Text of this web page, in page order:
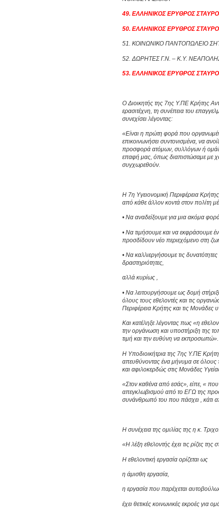
49. ΕΛΛΗΝΙΚΟΣ ΕΡΥΘΡΟΣ
50. ΕΛΛΗΝΙΚΟΣ ΕΡΥΘΡΟΣ
51. ΚΟΙΝΩΝΙΚΟ ΠΑΝΤΟΠΩΛΕΙΟ
52. ΔΩΡΗΤΕΣ Γ.Ν. – Κ.Υ.
53. ΕΛΛΗΝΙΚΟΣ ΕΡΥΘΡΟΣ
Ο Διοικητής της 7ης Υ.ΠΕ Κρήτης
ερασιτέχνη, τη συνέπεια του
συνεχίσει λέγοντας:
«Είναι η πρώτη φορά που
επικοινωνήσει συντονισμένα, να
προσφορά ατόμων, συλλόγων ή
επαφή μας, όπως διαπιστώσαμε με
συγχωρεθούν.
Η 7η Υγειονομική Περιφέρεια
από κάθε άλλον κοντά στον πολίτη
• Να αναδείξουμε για μια ακόμα
• Να τιμήσουμε και να εκφράσουμε
προσδίδουν νέο περιεχόμενο στη
• Να καλλιεργήσουμε τις
δραστηριότητες,
αλλά κυρίως ,
• Να λειτουργήσουμε ως δομή
όλους τους εθελοντές και τις
Περιφέρεια Κρήτης και τις
Και κατέληξε λέγοντας πως «η
την οργάνωση και υποστήριξη της
τιμή και την ευθύνη να εκπροσωπώ».
Η Υποδιοικήτρια της 7ης Υ.ΠΕ
απευθύνοντας ένα μήνυμα σε όλους
και αφιλοκερδώς στις Μονάδες
«Στον καθένα από εσάς», είπε, « που
απεγκλωβισμού από το ΕΓΩ της
συνάνθρωπό του που πάσχει , κάτι
Η συνέχεια της ομιλίας της η κ.
«Η λέξη εθελοντής έχει τις ρίζες της
Η εθελοντική εργασία ορίζεται ως
η άμισθη εργασία,
η εργασία που παρέχεται
έχει θετικές κοινωνικές εκροές για